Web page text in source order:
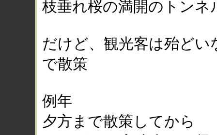
枝垂れ桜の満開のトンネ
だけど、観光客は殆ど
で散策
例年
夕方まで散策してから